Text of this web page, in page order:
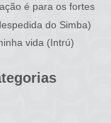
é para os fortes
do Simba)
vida (Intrú)